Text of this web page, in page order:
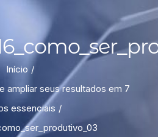
Início
ampliar seus resultados em 7
essenciais